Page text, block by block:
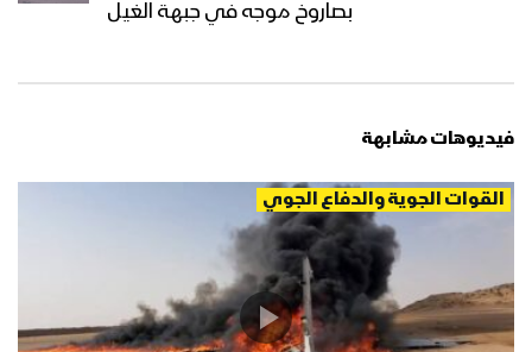
بصاروخ موجه في جبهة الغيل
فيديوهات مشابهة
القوات الجوية والدفاع الجوي